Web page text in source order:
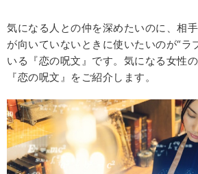
気になる人との仲を深めたいのに、相
が向いていないときに使いたいのが“ラ
いる『恋の呪文』です。気になる女性
『恋の呪文』をご紹介します。